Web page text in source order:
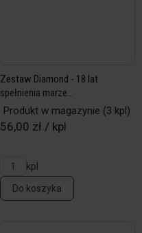
Zestaw Diamond - 18 lat
spełnienia marze...
Produkt w magazynie (3 kpl)
56,00 zł / kpl
kpl
Do koszyka